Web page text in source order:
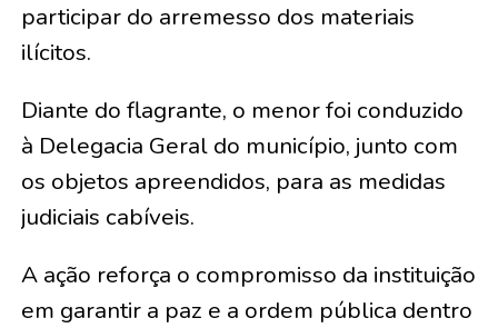
participar do arremesso dos materiais
ilícitos.
Diante do flagrante, o menor foi conduzido
à Delegacia Geral do município, junto com
os objetos apreendidos, para as medidas
judiciais cabíveis.
A ação reforça o compromisso da instituição
em garantir a paz e a ordem pública dentro